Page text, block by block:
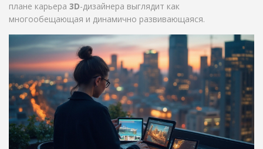
плане карьера 3D-дизайнера выглядит как
многообещающая и динамично развивающаяся.